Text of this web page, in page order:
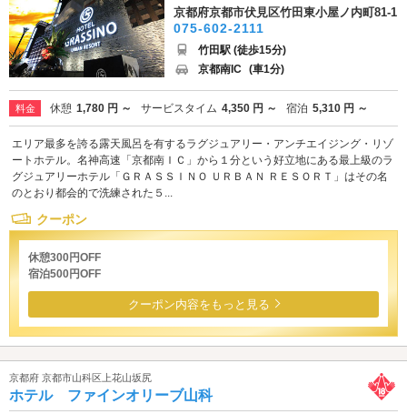
京都府京都市伏見区竹田東小屋ノ内町81-1
075-602-2111
竹田駅 (徒歩15分)
京都南IC (車1分)
料金 休憩 1,780 円 ～ サービスタイム 4,350 円 ～ 宿泊 5,310 円 ～
エリア最多を誇る露天風呂を有するラグジュアリー・アンチエイジング・リゾ
ートホテル。名神高速「京都南ＩＣ」から１分という好立地にある最上級のラ
グジュアリーホテル「ＧＲＡＳＳＩＮＯ ＵＲＢＡＮ ＲＥＳＯＲＴ」はその名
のとおり都会的で洗練された５...
クーポン
休憩300円OFF
宿泊500円OFF
クーポン内容をもっと見る
京都府 京都市山科区上花山坂尻
ホテル ファインオリーブ山科